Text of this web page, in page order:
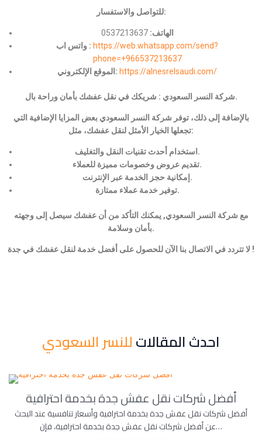
للتواصل والاستفسار:
الهاتف: 0537213637
واتس اب : https://web.whatsapp.com/send?
phone=+966537213637
الموقع الإلكتروني: https://alnesrelsaudi.com/
شركة النسر السعودي : شريكك في نقل عفشك بأمان وراحة بال.
بالإضافة إلى ذلك، توفر شركة النسر السعودي بعض المزايا الإضافية التي
تجعلها الخيار الأمثل لنقل عفشك، مثل:
استخدام أحدث تقنيات النقل والتغليف.
تقديم عروض وخصومات مميزة للعملاء.
إمكانية حجز الخدمة عبر الإنترنت.
توفير خدمة عملاء ممتازة.
مع شركة النسر السعودي, يمكنك التأكد من أن عفشك سيصل إلى وجهته
بأمان وسلامة.
لا تتردد في الاتصال بنا الآن للحصول على أفضل خدمة لنقل عفشك في جدة !
احدث المقالاتللنسر السعودي
أفضل شركات نقل عفش جدة بخدمة احترافية
أفضل شركات نقل عفش جدة بخدمة احترافية وأسعار تنافسية عند البحث
عن أفضل شركات نقل عفش جدة بخدمة احترافية، فإن…